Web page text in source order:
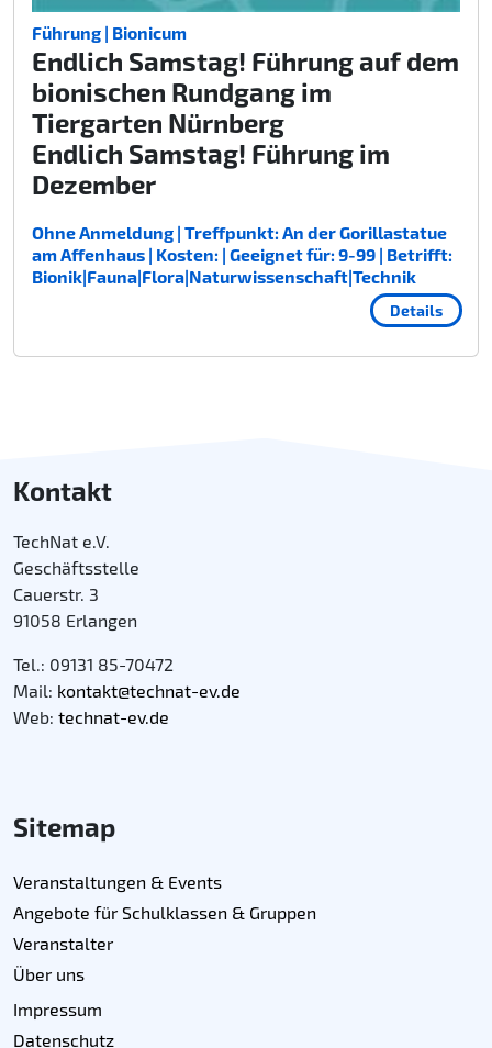
Führung | Bionicum
Endlich Samstag! Führung auf dem
bionischen Rundgang im
Tiergarten Nürnberg
Endlich Samstag! Führung im
Dezember
Ohne Anmeldung | Treffpunkt: An der Gorillastatue
am Affenhaus | Kosten: | Geeignet für: 9-99 | Betrifft:
Bionik|Fauna|Flora|Naturwissenschaft|Technik
Details
Kontakt
TechNat e.V.
Geschäftsstelle
Cauerstr. 3
91058 Erlangen
Tel.: 09131 85-70472
Mail: kontakt@technat-ev.de
Web: technat-ev.de
Sitemap
Veranstaltungen & Events
Angebote für Schulklassen & Gruppen
Veranstalter
Über uns
Impressum
Datenschutz